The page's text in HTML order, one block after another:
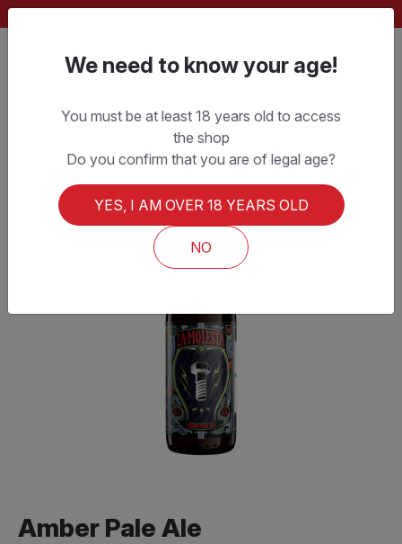
Amber Pale Ale
We need to know your age!
You must be at least 18 years old to access
the shop
Do you confirm that you are of legal age?
YES, I AM OVER 18 YEARS OLD
NO